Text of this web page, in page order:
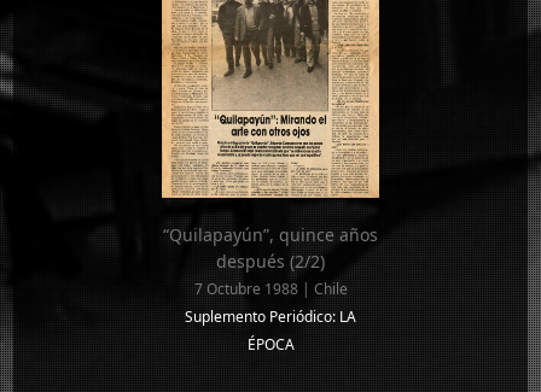
“Quilapayún”, quince años
después (2/2)
7 Octubre 1988 | Chile
Suplemento Periódico: LA
ÉPOCA